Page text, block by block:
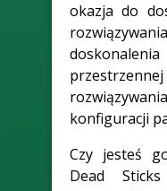
okazja do
konfiguracji
Czy jesteś
Dead